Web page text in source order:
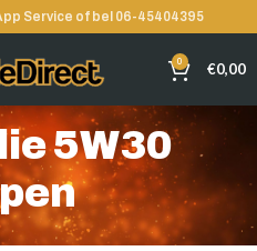
Service of bel 06-45404395
0 €0,00
5W30